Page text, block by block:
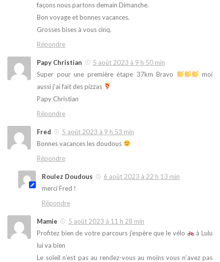
façons nous partons demain Dimanche.
Bon voyage et bonnes vacances.
Grosses bises à vous cinq.
Répondre
Papy Christian
5 août 2023 à 9 h 50 min
Super pour une première étape 37km Bravo
moi
aussi j’ai fait des pizzas
Papy Christian
Répondre
Fred
5 août 2023 à 9 h 53 min
Bonnes vacances les doudous
Répondre
Roulez Doudous
6 août 2023 à 22 h 13 min
merci Fred !
Répondre
Mamie
5 août 2023 à 11 h 28 min
Profitez bien de votre parcours j’espère que le vélo
à Lulu
lui va bien
Le soleil n’est pas au rendez-vous au moins vous n’avez pas